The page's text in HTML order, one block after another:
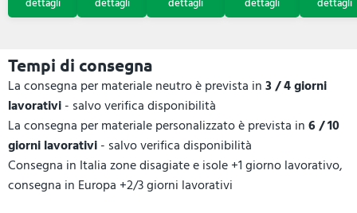
Tempi di consegna
La consegna per materiale neutro è prevista in3 / 4 giorni
lavorativi- salvo verifica disponibilità
La consegna per materiale personalizzato è prevista in6 / 10
giorni lavorativi- salvo verifica disponibilità
Consegna in Italia zone disagiate e isole +1 giorno lavorativo,
consegna in Europa +2/3 giorni lavorativi